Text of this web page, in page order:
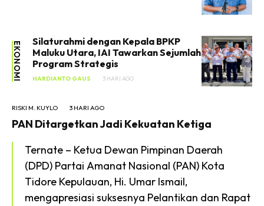
EKONOMI
Silaturahmi dengan Kepala BPKP
Maluku Utara, IAI Tawarkan Sejumlah
Program Strategis
HARDIANTO GAUS 3 HARI AGO
RISKI M. KUYLO 3 HARI AGO
PAN Ditargetkan Jadi Kekuatan Ketiga
Ternate – Ketua Dewan Pimpinan Daerah
(DPD) Partai Amanat Nasional (PAN) Kota
Tidore Kepulauan, Hi. Umar Ismail,
mengapresiasi suksesnya Pelantikan dan Rapat